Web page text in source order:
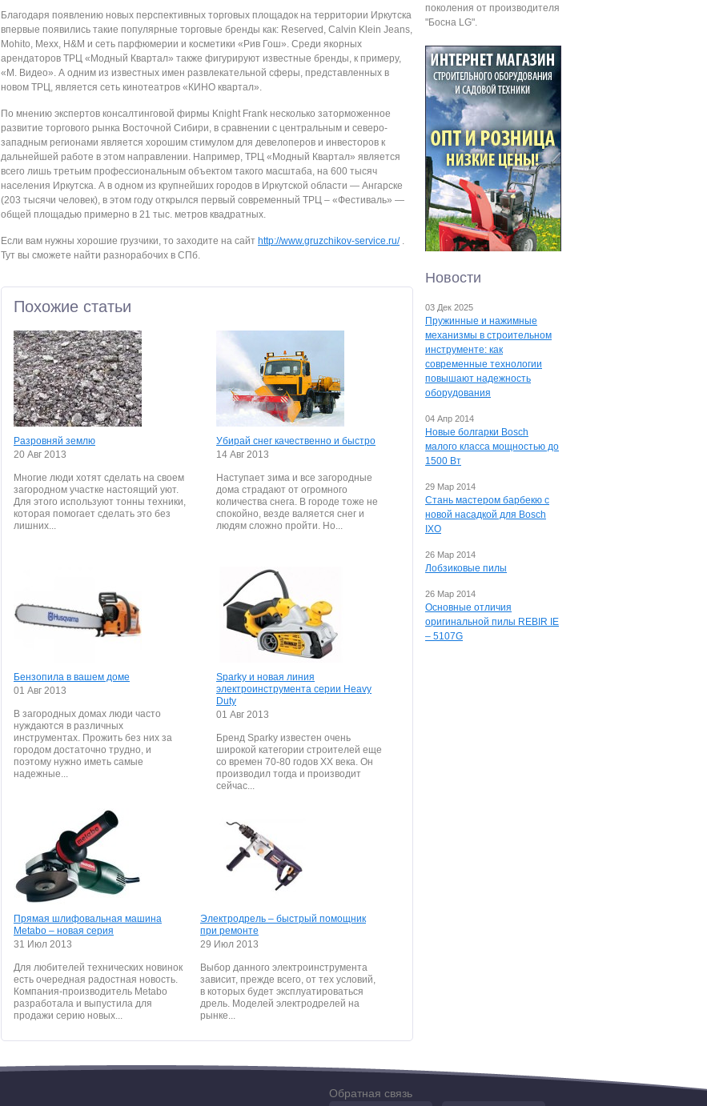
Благодаря появлению новых перспективных торговых площадок на территории Иркутска
впервые появились такие популярные торговые бренды как: Reserved, Calvin Klein Jeans,
Mohito, Mexx, H&M и сеть парфюмерии и косметики «Рив Гош». Среди якорных
арендаторов ТРЦ «Модный Квартал» также фигурируют известные бренды, к примеру,
«М. Видео». А одним из известных имен развлекательной сферы, представленных в
новом ТРЦ, является сеть кинотеатров «КИНО квартал».
По мнению экспертов консалтинговой фирмы Knight Frank несколько заторможенное
развитие торгового рынка Восточной Сибири, в сравнении с центральным и северо-
западным регионами является хорошим стимулом для девелоперов и инвесторов к
дальнейшей работе в этом направлении. Например, ТРЦ «Модный Квартал» является
всего лишь третьим профессиональным объектом такого масштаба, на 600 тысяч
населения Иркутска. А в одном из крупнейших городов в Иркутской области — Ангарске
(203 тысячи человек), в этом году открылся первый современный ТРЦ – «Фестиваль» —
общей площадью примерно в 21 тыс. метров квадратных.
Если вам нужны хорошие грузчики, то заходите на сайт http://www.gruzchikov-service.ru/.
Тут вы сможете найти разнорабочих в СПб.
Похожие статьи
Разровняй землю
20 Авг 2013
Многие люди хотят сделать на своем
загородном участке настоящий уют.
Для этого используют тонны техники,
которая помогает сделать это без
лишних...
Убирай снег качественно и быстро
14 Авг 2013
Наступает зима и все загородные
дома страдают от огромного
количества снега. В городе тоже не
спокойно, везде валяется снег и
людям сложно пройти. Но...
Бензопила в вашем доме
01 Авг 2013
В загородных домах люди часто
нуждаются в различных
инструментах. Прожить без них за
городом достаточно трудно, и
поэтому нужно иметь самые
надежные...
Sparky и новая линия
электроинструмента серии Heavy
Duty
01 Авг 2013
Бренд Sparky известен очень
широкой категории строителей еще
со времен 70-80 годов ХХ века. Он
производил тогда и производит
сейчас...
Прямая шлифовальная машина
Metabo – новая серия
31 Июл 2013
Для любителей технических новинок
есть очередная радостная новость.
Компания-производитель Metabo
разработала и выпустила для
продажи серию новых...
Электродрель – быстрый помощник
при ремонте
29 Июл 2013
Выбор данного электроинструмента
зависит, прежде всего, от тех условий,
в которых будет эксплуатироваться
дрель. Моделей электродрелей на
рынке...
поколения от производителя
"Босна LG".
Новости
03 Дек 2025
Пружинные и нажимные
механизмы в строительном
инструменте: как
современные технологии
повышают надежность
оборудования
04 Апр 2014
Новые болгарки Bosch
малого класса мощностью до
1500 Вт
29 Мар 2014
Стань мастером барбекю с
новой насадкой для Bosch
IXO
26 Мар 2014
Лобзиковые пилы
26 Мар 2014
Основные отличия
оригинальной пилы REBIR IE
– 5107G
Обратная связь